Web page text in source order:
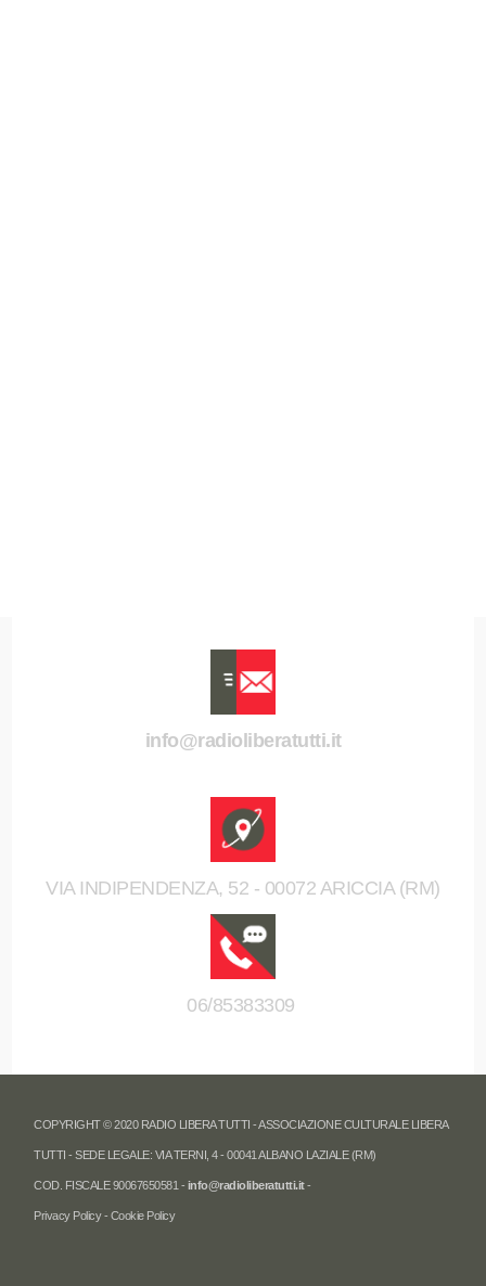
info@radioliberatutti.it
VIA INDIPENDENZA, 52 - 00072 ARICCIA (RM)
06/85383309
COPYRIGHT © 2020 RADIO LIBERA TUTTI - ASSOCIAZIONE CULTURALE LIBERA
TUTTI - SEDE LEGALE: VIA TERNI, 4 - 00041 ALBANO LAZIALE (RM)
COD. FISCALE 90067650581 - info@radioliberatutti.it-
Privacy Policy- Cookie Policy